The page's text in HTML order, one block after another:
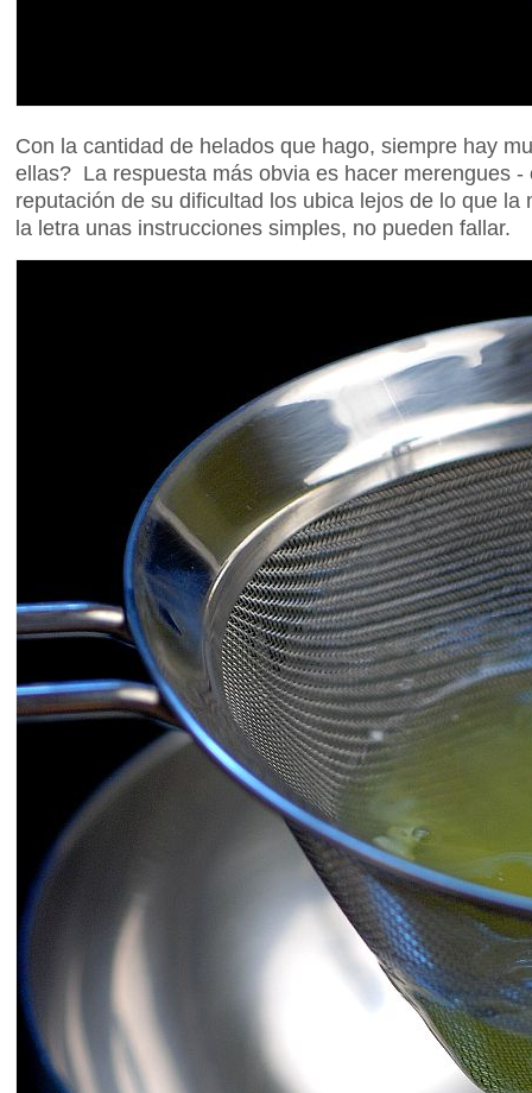
Con la cantidad de helados que hago, siempre hay
ellas? La respuesta más obvia es hacer merengues
reputación de su dificultad los ubica lejos de lo que
la letra unas instrucciones simples, no pueden fallar.